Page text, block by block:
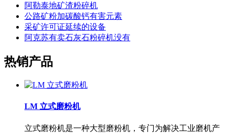
阿勒泰地矿渣粉碎机
公路矿粉加碳酸钙有害元素
采矿许可证延续的设备
阿克苏有卖石灰石粉碎机没有
热销产品
LM 立式磨粉机
立式磨粉机是一种大型磨粉机，专门为解决工业磨机产